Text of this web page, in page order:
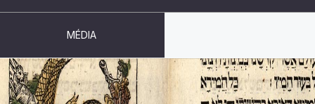
MÉDIA